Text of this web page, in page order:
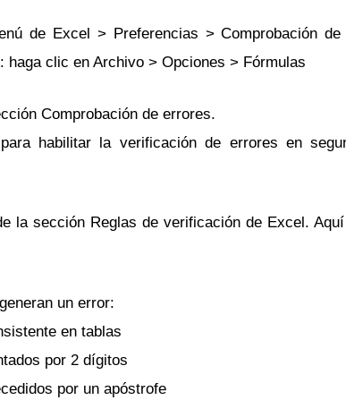
de Excel > Preferencias > Comprobación
clic en Archivo > Opciones > Fórmulas
Comprobación de errores.
habilitar la verificación de errores en
la sección Reglas de verificación de Excel.
un error:
en tablas
por 2 dígitos
por un apóstrofe